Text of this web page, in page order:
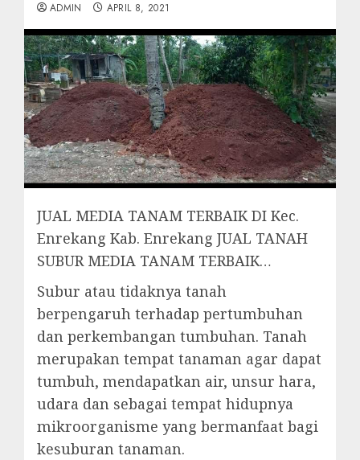
ADMIN APRIL 8, 2021
JUAL MEDIA TANAM TERBAIK DI Kec.
Enrekang Kab. Enrekang JUAL TANAH
SUBUR MEDIA TANAM TERBAIK…
Subur atau tidaknya tanah
berpengaruh terhadap pertumbuhan
dan perkembangan tumbuhan. Tanah
merupakan tempat tanaman agar dapat
tumbuh, mendapatkan air, unsur hara,
udara dan sebagai tempat hidupnya
mikroorganisme yang bermanfaat bagi
kesuburan tanaman.